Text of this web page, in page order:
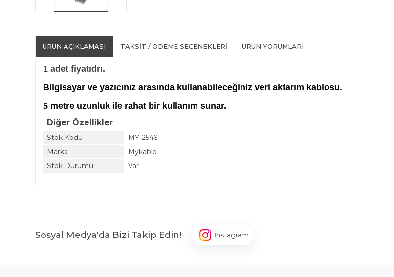
ÜRÜN AÇIKLAMASI TAKSIT / ÖDEME SEÇENEKLERI ÜRÜN YORUMLARI
1 adet fiyatıdrı.
Bilgisayar ve yazıcınız arasında kullanabileceğiniz veri aktarım kablosu.
5 metre uzunluk ile rahat bir kullanım sunar.
Diğer Özellikler
Stok Kodu
MY-2546
Marka
Mykablo
Stok Durumu
Var
Sosyal Medya'da Bizi Takip Edin! İnstagram